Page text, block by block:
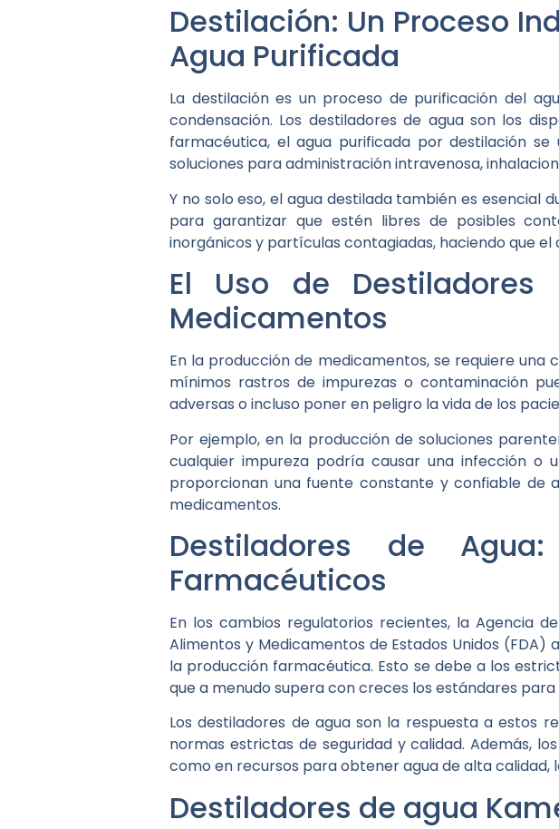
Destilación: Un Proceso
Agua Purificada
La destilación es un proceso de purificación del
condensación. Los destiladores de agua son los
farmacéutica, el agua purificada por destilación
soluciones para administración intravenosa,
Y no solo eso, el agua destilada también es esencial
para garantizar que estén libres de posibles
inorgánicos y partículas contagiadas, haciendo que
El Uso de
Medicamentos
En la producción de medicamentos, se requiere una
mínimos rastros de impurezas o contaminación
adversas o incluso poner en peligro la vida de los
Por ejemplo, en la producción de soluciones
cualquier impureza podría causar una infección o
proporcionan una fuente constante y confiable de
medicamentos.
Destiladores de
Farmacéuticos
En los cambios regulatorios recientes, la Agencia
Alimentos y Medicamentos de Estados Unidos
la producción farmacéutica. Esto se debe a los
que a menudo supera con creces los estándares
Los destiladores de agua son la respuesta a estos
normas estrictas de seguridad y calidad. Además,
como en recursos para obtener agua de alta
Destiladores de agua